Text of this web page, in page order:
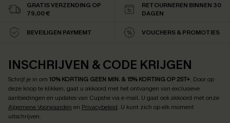
GRATIS VERZENDING OP
79,00 €
RETOURNEREN BINNEN 30
DAGEN
BEVEILIGEN PAYMEMT VOUCHERS & PROMOTIES
INSCHRIJVEN & CODE KRIJGEN
Schrijf je in om 10% KORTING GEEN MIN. & 15% KORTING OP 2ST+. Door op
deze knop te klikken, gaat u akkoord met het ontvangen van exclusieve
aanbiedingen en updates van Cupshe via e-mail. U gaat ook akkoord met onze
Algemene Voorwaarden en Privacybeleid. U kunt zich op elk moment
uitschrijven.